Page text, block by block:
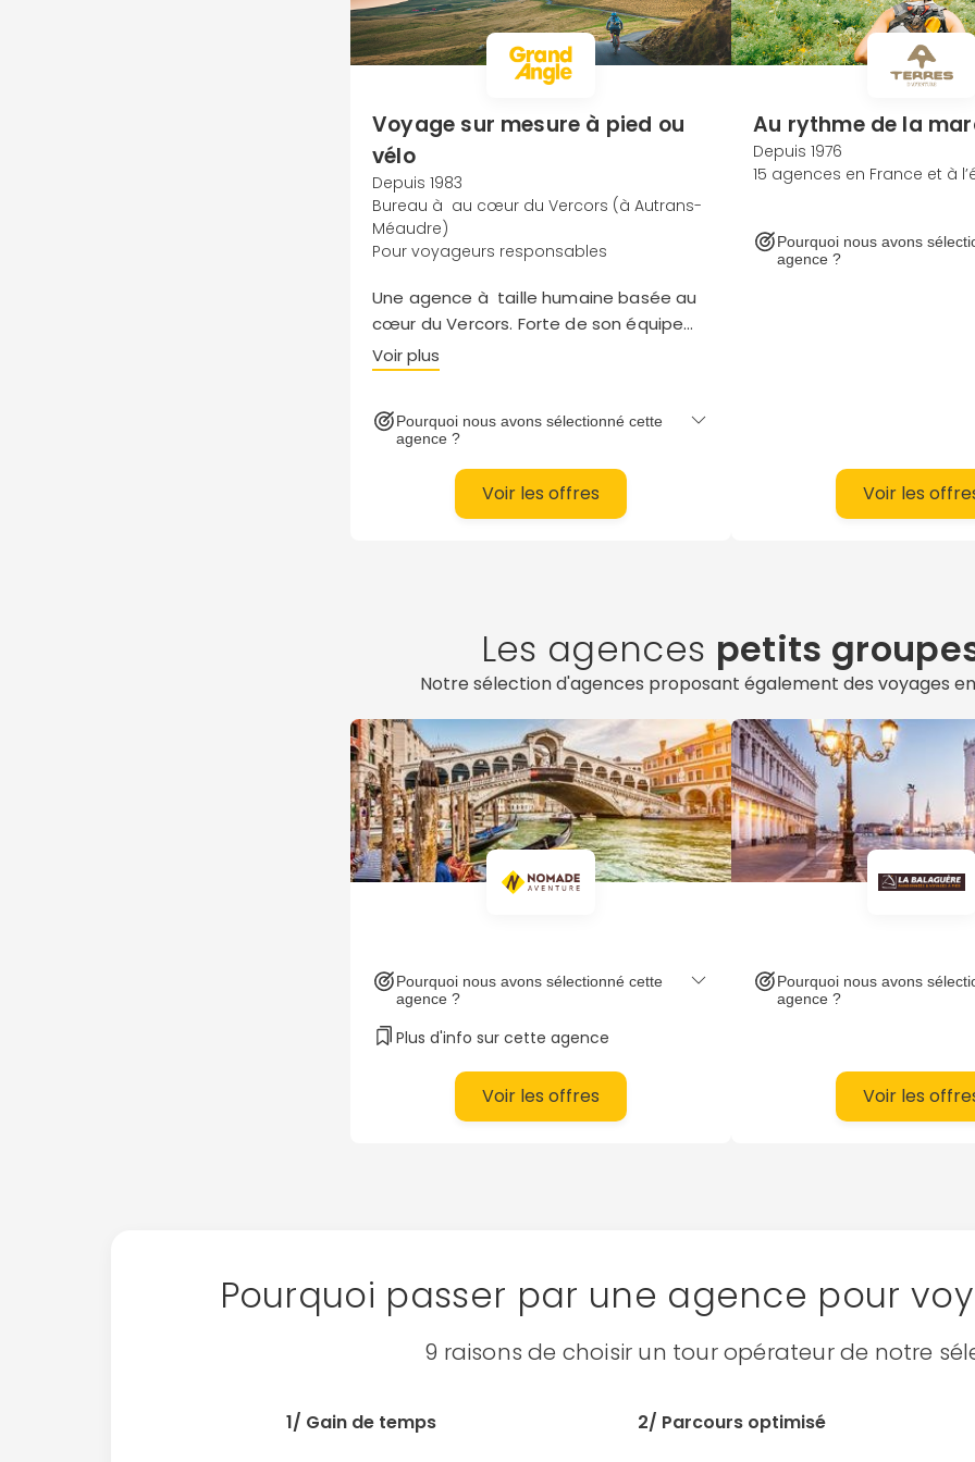
Voyage sur mesure à pied ou
vélo
Depuis 1983
Bureau à au cœur du Vercors (à Autrans-
Méaudre)
Pour voyageurs responsables
Une agence à taille humaine basée au
cœur du Vercors. Forte de son équipe
de passionnés et avec une écoute
client toute particulière, laissez-vous
voyage sur mesure qui vous ressemble.
Succombez aux charmes de l’Italie,
entre mer, montagnes, lac et îles
volcaniques, et partez à vélo ou à pied,
Voir plus
Pourquoi nous avons sélectionné cette
agence ?
Voir les offres
Au rythme de la
Depuis 1976
15 agences en France et à
Pourquoi nous avons
agence ?
Voir les
Les agences petits
Notre sélection d'agences proposant également des voyages
Pourquoi nous avons sélectionné cette
agence ?
Plus d'info sur cette agence
Voir les offres
Pourquoi nous avons
agence ?
Voir les
Pourquoi passer par une agence pour
9 raisons de choisir un tour opérateur de notre
1/ Gain de temps 2/ Parcours optimisé
Continuer avec Apple